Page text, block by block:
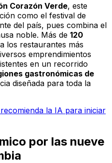
Corazón Verde, este
como el festival de
del país, pues combina el
noble. Más de 120
los restaurantes más
emprendimientos
en un recorrido
gastronómicas de
diseñada para toda la
la IA para iniciar
por las nueve